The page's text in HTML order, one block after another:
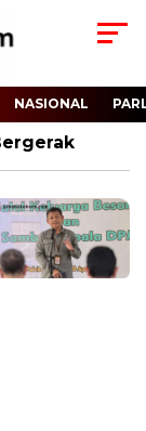
NASIONAL